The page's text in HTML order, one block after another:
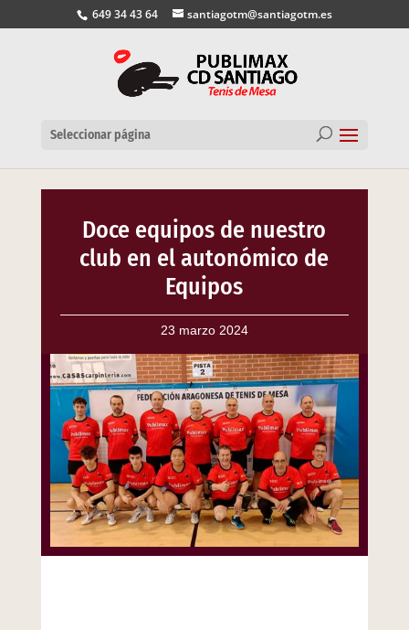
649 34 43 64 santiagotm@santiagotm.es
Seleccionar página
Doce equipos de nuestro
club en el autonómico de
Equipos
23 marzo 2024